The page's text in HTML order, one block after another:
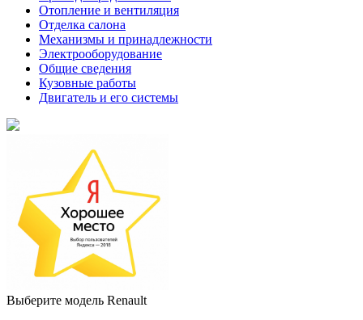
Отопление и вентиляция
Отделка салона
Механизмы и принадлежности
Электрооборудование
Общие сведения
Кузовные работы
Двигатель и его системы
Выберите модель Renault